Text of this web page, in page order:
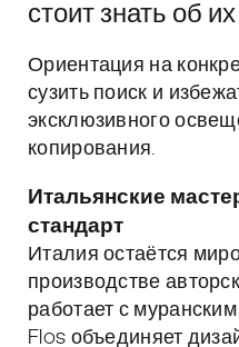
стоит знать об
Ориентация на
сузить поиск и
эксклюзивного
копирования.
Итальянские
стандарт
Италия остаётся
производстве
работает с
Flos объединяет